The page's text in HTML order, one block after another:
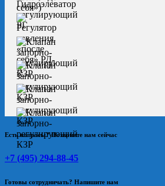
Есть вопросы? Позвоните нам сейчас
+7 (495) 294-88-45
Готовы сотрудничать? Напишите нам